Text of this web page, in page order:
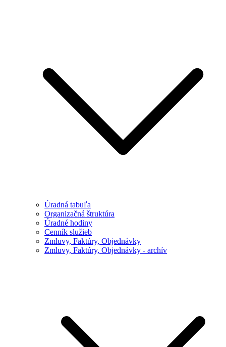
Úradná tabuľa
Organizačná štruktúra
Úradné hodiny
Cenník služieb
Zmluvy, Faktúry, Objednávky
Zmluvy, Faktúry, Objednávky - archív